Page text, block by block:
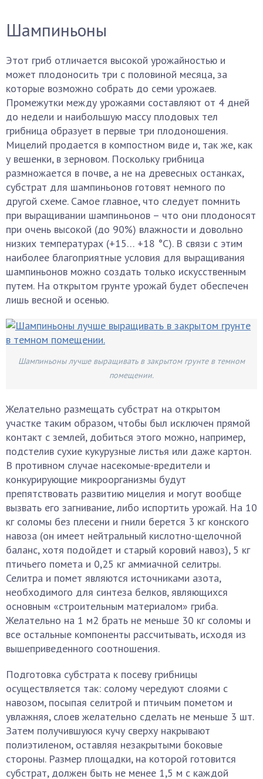
Шампиньоны
Этот гриб отличается высокой урожайностью и
может плодоносить три с половиной месяца, за
которые возможно собрать до семи урожаев.
Промежутки между урожаями составляют от 4 дней
до недели и наибольшую массу плодовых тел
грибница образует в первые три плодоношения.
Мицелий продается в компостном виде и, так же, как
у вешенки, в зерновом. Поскольку грибница
размножается в почве, а не на древесных останках,
субстрат для шампиньонов готовят немного по
другой схеме. Самое главное, что следует помнить
при выращивании шампиньонов – что они плодоносят
при очень высокой (до 90%) влажности и довольно
низких температурах (+15… +18 °С). В связи с этим
наиболее благоприятные условия для выращивания
шампиньонов можно создать только искусственным
путем. На открытом грунте урожай будет обеспечен
лишь весной и осенью.
Шампиньоны лучше выращивать в закрытом грунте в темном
помещении.
Желательно размещать субстрат на открытом
участке таким образом, чтобы был исключен прямой
контакт с землей, добиться этого можно, например,
подстелив сухие кукурузные листья или даже картон.
В противном случае насекомые-вредители и
конкурирующие микроорганизмы будут
препятствовать развитию мицелия и могут вообще
вызвать его загнивание, либо испортить урожай. На 10
кг соломы без плесени и гнили берется 3 кг конского
навоза (он имеет нейтральный кислотно-щелочной
баланс, хотя подойдет и старый коровий навоз), 5 кг
птичьего помета и 0,25 кг аммиачной селитры.
Селитра и помет являются источниками азота,
необходимого для синтеза белков, являющихся
основным «строительным материалом» гриба.
Желательно на 1 м2 брать не меньше 30 кг соломы и
все остальные компоненты рассчитывать, исходя из
вышеприведенного соотношения.
Подготовка субстрата к посеву грибницы
осуществляется так: солому чередуют слоями с
навозом, посыпая селитрой и птичьим пометом и
увлажняя, слоев желательно сделать не меньше 3 шт.
Затем получившуюся кучу сверху накрывают
полиэтиленом, оставляя незакрытыми боковые
стороны. Размер площадки, на которой готовится
субстрат, должен быть не менее 1,5 м с каждой